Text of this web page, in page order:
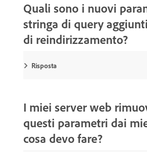
Quali sono i nuovi
stringa di query
di reindirizzamento?
Risposta
I miei server web
questi parametri dai
cosa devo fare?